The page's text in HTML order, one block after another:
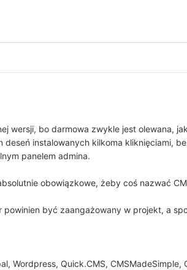
wersji, bo darmowa zwykle jest olewana,
instalowanych kilkoma kliknięciami,
panelem admina.
obowiązkowe, żeby coś nazwać
być zaangażowany w projekt, a
Wordpress, Quick.CMS, CMSMadeSimple,